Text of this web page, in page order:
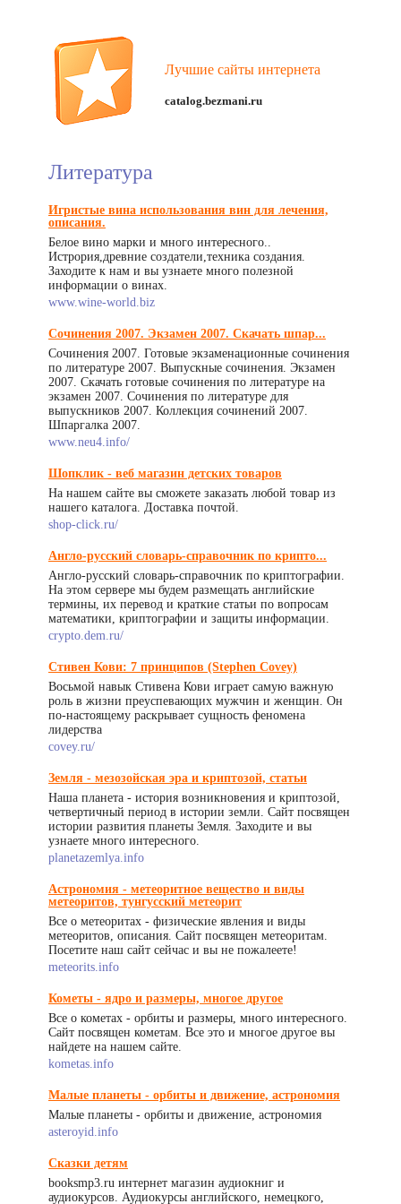
Лучшие сайты интернета
catalog.bezmani.ru
Литература
Игристые вина использования вин для лечения,
описания.
Белое вино марки и много интересного..
Истрория,древние создатели,техника создания.
Заходите к нам и вы узнаете много полезной
информации о винах.
www.wine-world.biz
Сочинения 2007. Экзамен 2007. Скачать шпар...
Сочинения 2007. Готовые экзаменационные сочинения
по литературе 2007. Выпускные сочинения. Экзамен
2007. Скачать готовые сочинения по литературе на
экзамен 2007. Сочинения по литературе для
выпускников 2007. Коллекция сочинений 2007.
Шпаргалка 2007.
www.neu4.info/
Шопклик - веб магазин детских товаров
На нашем сайте вы сможете заказать любой товар из
нашего каталога. Доставка почтой.
shop-click.ru/
Англо-русский словарь-справочник по крипто...
Англо-русский словарь-справочник по криптографии.
На этом сервере мы будем размещать английские
термины, их перевод и краткие статьи по вопросам
математики, криптографии и защиты информации.
crypto.dem.ru/
Стивен Кови: 7 принципов (Stephen Covey)
Восьмой навык Стивена Кови играет самую важную
роль в жизни преуспевающих мужчин и женщин. Он
по-настоящему раскрывает сущность феномена
лидерства
covey.ru/
Земля - мезозойская эра и криптозой, статьи
Наша планета - история возникновения и криптозой,
четвертичный период в истории земли. Сайт посвящен
истории развития планеты Земля. Заходите и вы
узнаете много интересного.
planetazemlya.info
Астрономия - метеоритное вещество и виды
метеоритов, тунгусский метеорит
Все о метеоритах - физические явления и виды
метеоритов, описания. Сайт посвящен метеоритам.
Посетите наш сайт сейчас и вы не пожалеете!
meteorits.info
Кометы - ядро и размеры, многое другое
Все о кометах - орбиты и размеры, много интересного.
Сайт посвящен кометам. Все это и многое другое вы
найдете на нашем сайте.
kometas.info
Малые планеты - орбиты и движение, астрономия
Малые планеты - орбиты и движение, астрономия
asteroyid.info
Сказки детям
booksmp3.ru интернет магазин аудиокниг и
аудиокурсов. Аудиокурсы английского, немецкого,